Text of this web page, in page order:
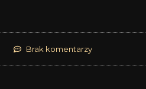
Brak komentarzy